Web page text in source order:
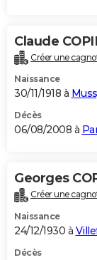
Claude
Créer une
Naissance
30/11/1918 à
Décès
06/08/2008 à
Georges
Créer une
Naissance
24/12/1930 à
Décès